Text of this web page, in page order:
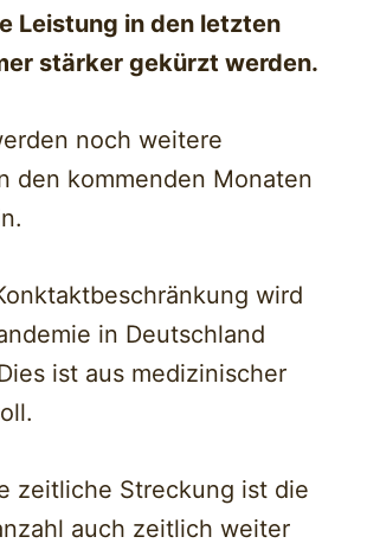
Leistung in den letzten
stärker gekürzt werden.
noch weitere
den kommenden Monaten
wird
in Deutschland
ist aus medizinischer
zeitliche Streckung ist die
auch zeitlich weiter